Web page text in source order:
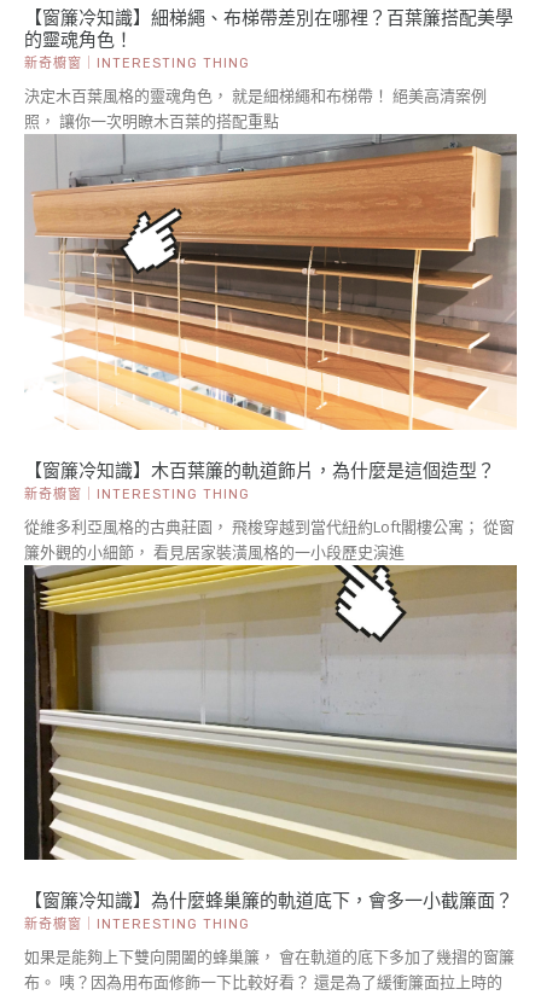
【窗簾冷知識】細梯繩、布梯帶差別在哪裡？百葉簾搭配美學
的靈魂角色！
新奇櫥窗｜INTERESTING THING
決定木百葉風格的靈魂角色， 就是細梯繩和布梯帶！ 絕美高清案例
照， 讓你一次明瞭木百葉的搭配重點
【窗簾冷知識】木百葉簾的軌道飾片，為什麼是這個造型？
新奇櫥窗｜INTERESTING THING
從維多利亞風格的古典莊園， 飛梭穿越到當代紐約Loft閣樓公寓； 從窗
簾外觀的小細節， 看見居家裝潢風格的一小段歷史演進
【窗簾冷知識】為什麼蜂巢簾的軌道底下，會多一小截簾面？
新奇櫥窗｜INTERESTING THING
如果是能夠上下雙向開闔的蜂巢簾， 會在軌道的底下多加了幾摺的窗簾
布。 咦？因為用布面修飾一下比較好看？ 還是為了緩衝簾面拉上時的